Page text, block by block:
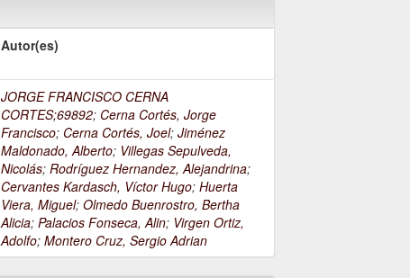
Autor(es)
JORGE FRANCISCO CERNA
CORTES;69892; Cerna Cortés, Jorge
Francisco; Cerna Cortés, Joel;Jiménez
Maldonado, Alberto; Villegas Sepulveda,
Nicolás;Rodríguez Hernandez, Alejandrina;
Cervantes Kardasch, Víctor Hugo;Huerta
Viera, Miguel;Olmedo Buenrostro, Bertha
Alicia;Palacios Fonseca, Alin; Virgen Ortiz,
Adolfo;Montero Cruz, Sergio Adrian